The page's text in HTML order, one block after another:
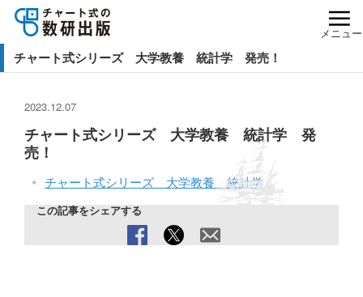
メニュー
チャート式シリーズ 大学教養 統計学 発売！
チャート式シリーズ 大学教養 統計学 発
売！
2023.12.07
チャート式シリーズ 大学教養 統計学
この記事をシェアする